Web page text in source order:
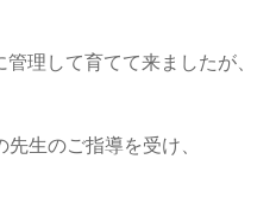
理して育てて来ましたが、
生のご指導を受け、